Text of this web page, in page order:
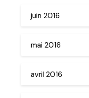
juin 2016
mai 2016
avril 2016